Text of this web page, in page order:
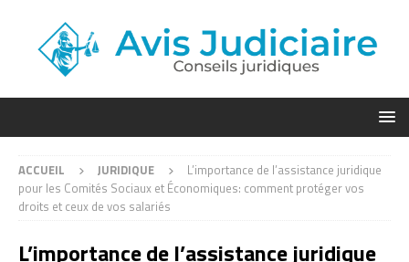
ACCUEIL JURIDIQUE
L’importance de l’assistance juridique
pour les Comités Sociaux et Économiques: comment protéger vos
droits et ceux de vos salariés
L’importance de l’assistance juridique